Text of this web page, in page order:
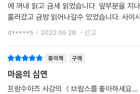
에 꺼내 읽고 금세 읽었습니다. 앞부분을 지
흘러갔고 금방 읽어나갈수 있었습니다. 사이
었고 메모해둘 좋은 문장들도 눈에 보였습니
d*****5 2022.09.28. 신고
종이책 구매
마음의 심연
프랑수아즈 사강의 ＜브람스를 좋아하세요